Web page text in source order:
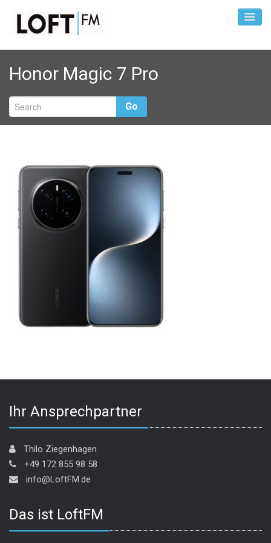
Honor Magic 7 Pro
Go
Ihr Ansprechpartner
Thilo Ziegenhagen
+49 172 855 98 58
info@LoftFM.de
Das ist LoftFM